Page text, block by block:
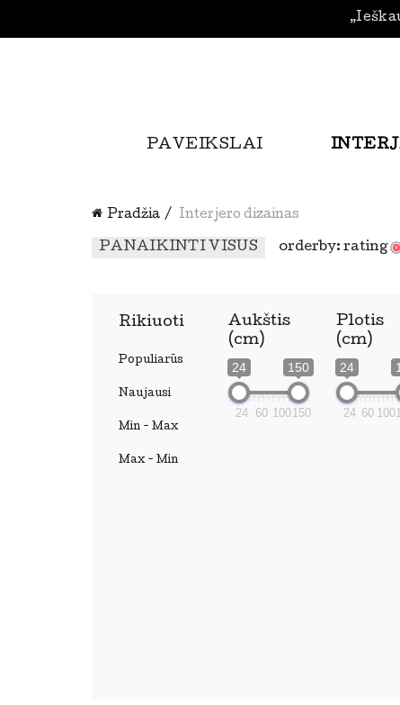
PAVEIKSLAI
Pradžia Interjero dizainas
PANAIKINTI VISUS orderby: rating
Rikiuoti
Populiarūs
Naujausi
Min - Max
Max - Min
Aukštis
(cm)
24 150
24 60 100150
Plotis
(cm)
24
24 60 100